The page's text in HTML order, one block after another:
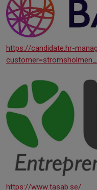
https://candidate.hr-
https://www.tasab.se/